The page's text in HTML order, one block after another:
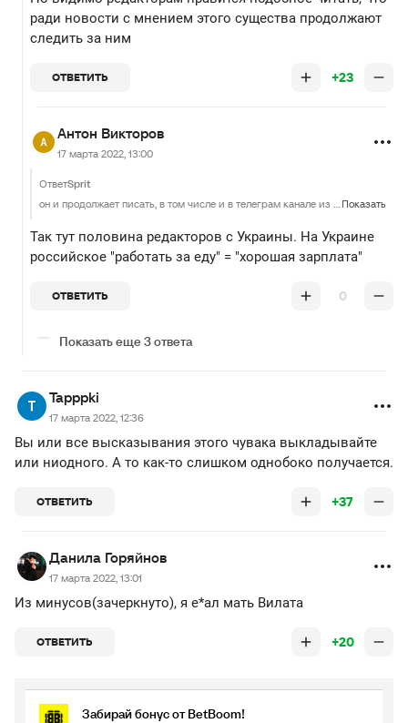
ради новости с мнением этого существа продолжают
следить за ним
ОТВЕТИТЬ +23
Антон Викторов
17 марта 2022, 13:00
ОтветSprit
он и продолжает писать, в том числе и в телеграм канале из которого взята эта новость (только что прочекал) Но видимо редакторам нравится подобное читать, что ради новости с мнением этого существа продолжают следить за ним Показать
Так тут половина редакторов с Украины. На Украине
российское "работать за еду" = "хорошая зарплата"
ОТВЕТИТЬ 0
Показать еще 3 ответа
Tapppki
17 марта 2022, 12:36
Вы или все высказывания этого чувака выкладывайте
или ниодного. А то как-то слишком однобоко получается.
ОТВЕТИТЬ +37
Данила Горяйнов
17 марта 2022, 13:01
Из минусов(зачеркнуто), я е*ал мать Вилата
ОТВЕТИТЬ +20
Забирай бонус от BetBoom!